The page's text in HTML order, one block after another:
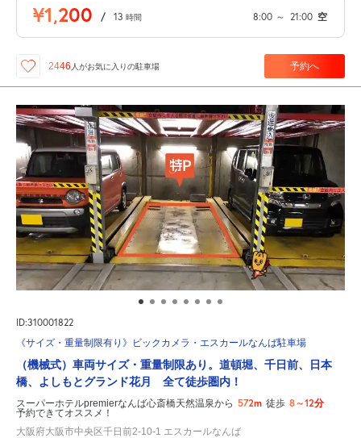
¥1,200 / 13 時間 8:00 ～ 21:00 空
2446 人がお気に入りの駐車場 予約へ
ID:310001822
《サイズ・重量制限有り》ビックカメラ・エスカールなんば駐車場
（機械式）車両サイズ・重量制限あり。道頓堀、千日前、日本
橋、よしもとグランド花月 全て徒歩圏内！
スーパーホテルpremierなんば心斎橋天然温泉から 572m 徒歩 8～12分
予約できてオススメ！
大阪府大阪市中央区千日前2-10-1 エスカールなんば